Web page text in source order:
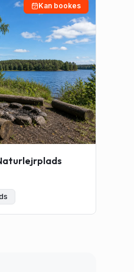
Kan bookes